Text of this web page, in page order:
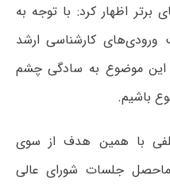
برتر اظهار کرد: با توجه به
ورودی‌های کارشناسی ارشد
این موضوع به سادگی چشم
باشیم.
با همین هدف از سوی
ماحصل جلسات شورای عالی